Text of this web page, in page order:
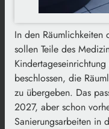
In den Räumlichkeiten
sollen Teile des
beschlossen, die
zu übergeben. Das
2027, aber schon
Sanierungsarbeiten in